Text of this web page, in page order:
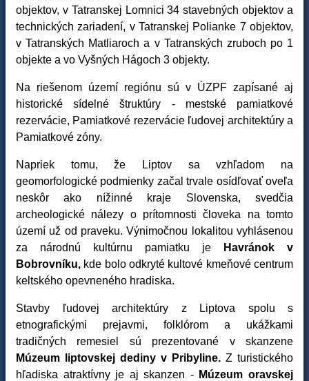
objektov, v Tatranskej Lomnici 34 stavebných objektov a
technických zariadení, v Tatranskej Polianke 7 objektov,
v Tatranských Matliaroch a v Tatranských zruboch po 1
objekte a vo Vyšných Hágoch 3 objekty.
Na riešenom území regiónu sú v ÚZPF zapísané aj
historické sídelné štruktúry - mestské pamiatkové
rezervácie, Pamiatkové rezervácie ľudovej architektúry a
Pamiatkové zóny.
Napriek tomu, že Liptov sa vzhľadom na
geomorfologické podmienky začal trvale osídľovať oveľa
neskôr ako nížinné kraje Slovenska, svedčia
archeologické nálezy o prítomnosti človeka na tomto
území už od praveku. Výnimočnou lokalitou vyhlásenou
za národnú kultúrnu pamiatku je Havránok v
Bobrovníku, kde bolo odkryté kultové kmeňové centrum
keltského opevneného hradiska.
Stavby ľudovej architektúry z Liptova spolu s
etnografickými prejavmi, folklórom a ukážkami
tradičných remesiel sú prezentované v skanzene
Múzeum liptovskej dediny v Pribyline. Z turistického
hľadiska atraktívny je aj skanzen - Múzeum oravskej